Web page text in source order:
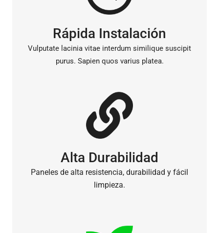
Rápida Instalación
Vulputate lacinia vitae interdum similique suscipit
purus. Sapien quos varius platea.
Alta Durabilidad
Paneles de alta resistencia, durabilidad y fácil
limpieza.